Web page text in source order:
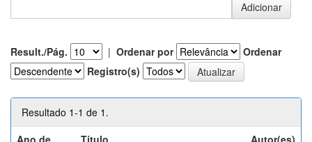
Result./Pág. | Ordenar por
Ordenar
Registro(s)
Resultado 1-1 de 1.
Ano de
Título Autor(es)